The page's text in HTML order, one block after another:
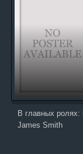
В главных ролях:
James Smith